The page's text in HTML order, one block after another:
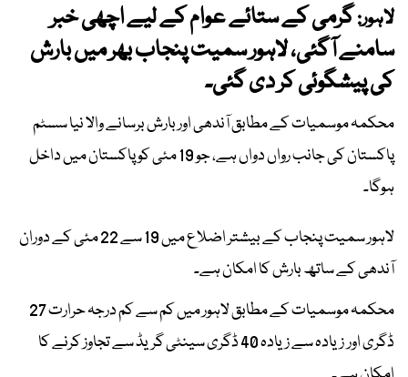
لاہور:گرمی کے ستائے عوام کے لیے اچھی خبر
سامنے آگئی، لاہور سمیت پنجاب بھر میں بارش
کی پیشگوئی کر دی گئی۔
محکمہ موسمیات کے مطابق آندھی اور بارش برسانے والا نیا سسٹم
پاکستان کی جانب رواں دواں ہے، جو 19 مئی کو پاکستان میں داخل
ہوگا۔
لاہور سمیت پنجاب کے بیشتر اضلاع میں 19 سے 22 مئی کے دوران
آندھی کے ساتھ بارش کا امکان ہے۔
محکمہ موسمیات کے مطابق لاہور میں کم سے کم درجہ حرارت 27
ڈگری اور زیادہ سے زیادہ 40 ڈگری سینٹی گریڈ سے تجاوز کرنے کا